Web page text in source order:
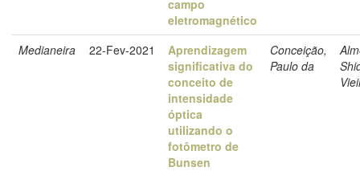
campo
eletromagnético
Medianeira 22-Fev-2021
Aprendizagem
significativa do
conceito de
intensidade
óptica
utilizando o
fotômetro de
Bunsen
Conceição,
Paulo da